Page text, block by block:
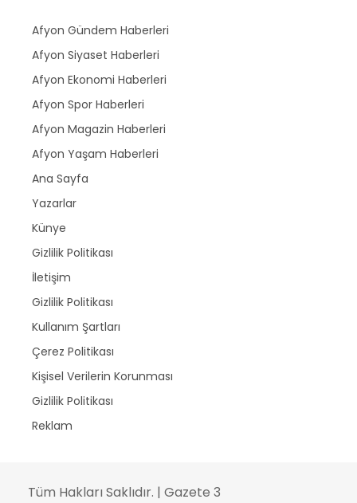
Afyon Gündem Haberleri
Afyon Siyaset Haberleri
Afyon Ekonomi Haberleri
Afyon Spor Haberleri
Afyon Magazin Haberleri
Afyon Yaşam Haberleri
Ana Sayfa
Yazarlar
Künye
Gizlilik Politikası
İletişim
Gizlilik Politikası
Kullanım Şartları
Çerez Politikası
Kişisel Verilerin Korunması
Gizlilik Politikası
Reklam
Tüm Hakları Saklıdır. | Gazete 3